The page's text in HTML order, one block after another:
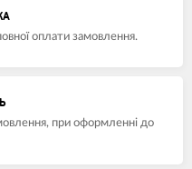
оплати замовлення.
при оформленні до